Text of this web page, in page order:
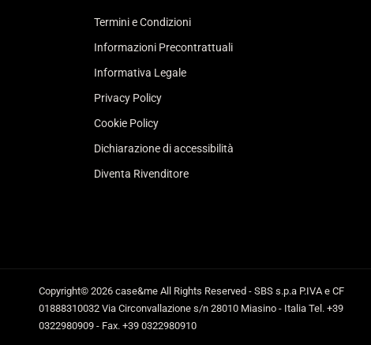
Termini e Condizioni
Informazioni Precontrattuali
Informativa Legale
Privacy Policy
Cookie Policy
Dichiarazione di accessibilità
Diventa Rivenditore
Copyright© 2026 case&meAll Rights Reserved - SBS s.p.a P.IVA e CF
01888310032 Via Circonvallazione s/n 28010 Miasino - Italia Tel. +39
0322980909 - Fax. +39 0322980910